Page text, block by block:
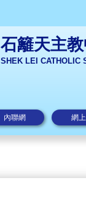
石籬天主
SHEK LEI CATHOLIC
內聯網 網